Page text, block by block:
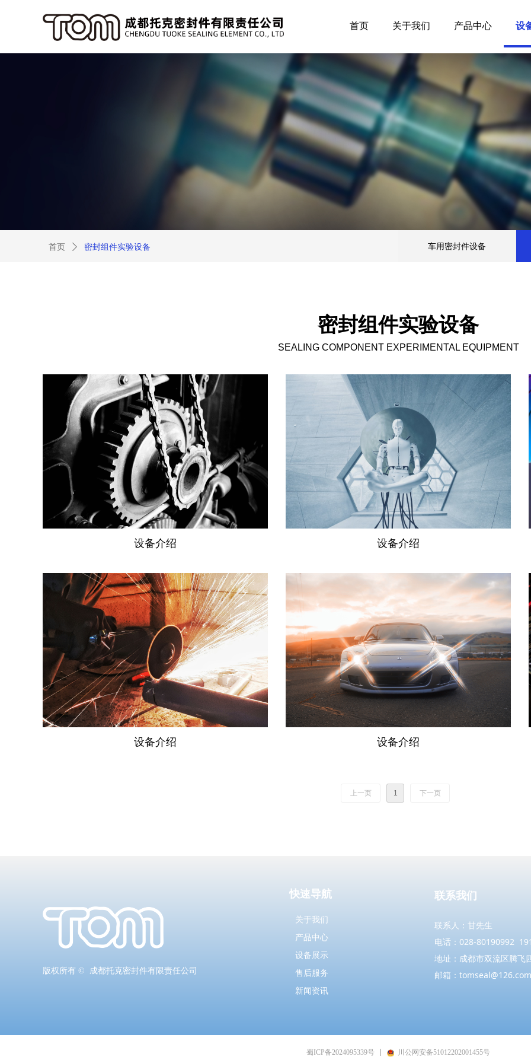
首页 关于我们 产品中心 设
首页 ꄲ 密封组件实验设备 车用密封件设备
密封组件实验设备
SEALING COMPONENT EXPERIMENTAL EQUIPMENT
设备介绍 设备介绍
设备介绍 设备介绍
上一页 1 下一页
版权所有 © 成都托克密封件有限责任公司
快速导航
关于我们
产品中心
设备展示
售后服务
新闻资讯
联系我们
联系人：甘先生
电话：028-80190992
地址：成都市双流区腾飞
邮箱：tomseal@126.com
蜀ICP备2024095339号 川公网安备51012202001455号